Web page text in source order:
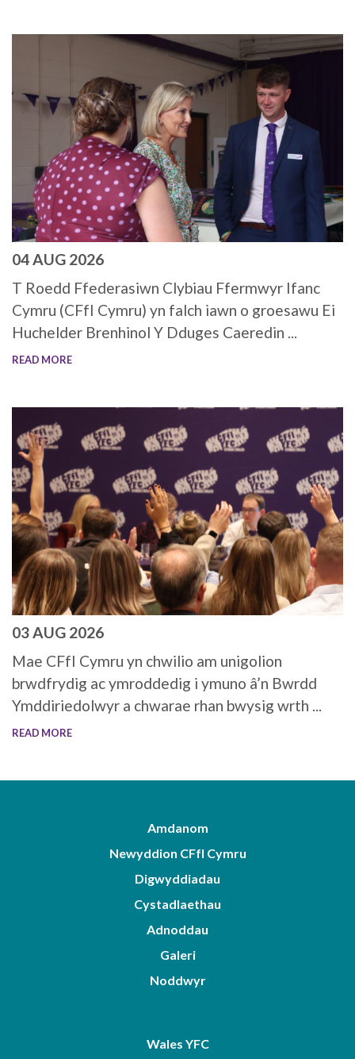
04 AUG 2026
T Roedd Ffederasiwn Clybiau Ffermwyr Ifanc
Cymru (CFfI Cymru) yn falch iawn o groesawu Ei
Huchelder Brenhinol Y Dduges Caeredin ...
READ MORE
03 AUG 2026
Mae CFfI Cymru yn chwilio am unigolion
brwdfrydig ac ymroddedig i ymuno â’n Bwrdd
Ymddiriedolwyr a chwarae rhan bwysig wrth ...
READ MORE
Amdanom
Newyddion CFfI Cymru
Digwyddiadau
Cystadlaethau
Adnoddau
Galeri
Noddwyr
Wales YFC